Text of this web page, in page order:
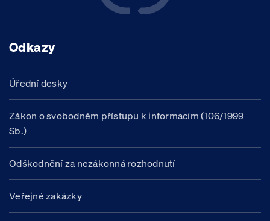
Odkazy
Úřední desky
Zákon o svobodném přístupu k informacím (106/1999
Sb.)
Odškodnění za nezákonná rozhodnutí
Veřejné zakázky